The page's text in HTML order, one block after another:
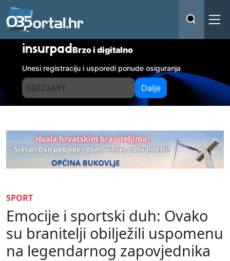
insurpadBrzo i digitalno
Unesi registraciju i usporedi ponude osiguranja
Dalje
SPORT
Emocije i sportski duh: Ovako
su branitelji obilježili uspomenu
na legendarnog zapovjednika